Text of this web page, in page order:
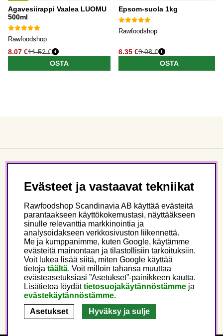
Agavesiirappi Vaalea LUOMU
500ml
Rawfoodshop
8.07 €11.52 €
OSTA
Epsom-suola 1kg
Rawfoodshop
6.35 €9.08 €
OSTA
Seuraa meitä
Tämä on Rawfoodshop
Finland
Evästeet ja vastaavat tekniikat
Rawfoodshop Scandinavia AB käyttää evästeitä
parantaakseen käyttökokemustasi, näyttääkseen
sinulle relevanttia markkinointia ja
analysoidakseen verkkosivuston liikennettä.
Me ja kumppanimme, kuten Google, käytämme
evästeitä mainontaan ja tilastollisiin tarkoituksiin.
Voit lukea lisää siitä, miten Google käyttää
tietoja täältä. Voit milloin tahansa muuttaa
evästeasetuksiasi ”Asetukset”-painikkeen kautta.
Lisätietoa löydättietosuojakäytännöstämme ja
evästekäytännöstämme.
Asetukset
Hyväksy ja sulje